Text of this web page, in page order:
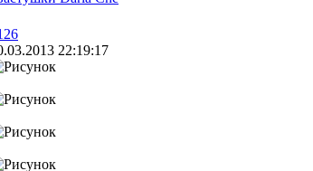
22:19:17